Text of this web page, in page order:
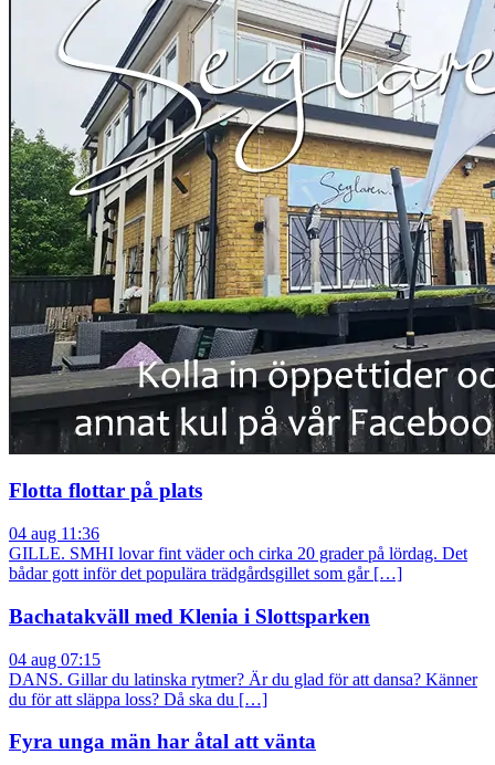
Flotta flottar på plats
04 aug 11:36
GILLE. SMHI lovar fint väder och cirka 20 grader på lördag. Det
bådar gott inför det populära trädgårdsgillet som går […]
Bachatakväll med Klenia i Slottsparken
04 aug 07:15
DANS. Gillar du latinska rytmer? Är du glad för att dansa? Känner
du för att släppa loss? Då ska du […]
Fyra unga män har åtal att vänta